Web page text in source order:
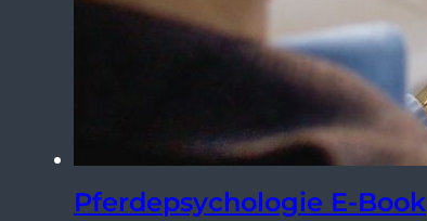
Pferdepsychologie E-Book